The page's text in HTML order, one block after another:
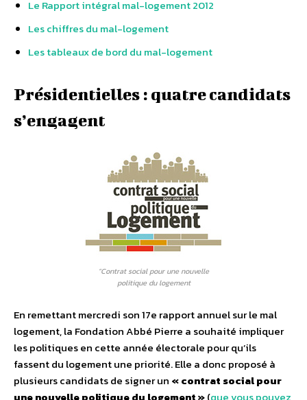
Le Rapport intégral mal-logement 2012
Les chiffres du mal-logement
Les tableaux de bord du mal-logement
Présidentielles : quatre candidats
s’engagent
“Contrat social pour une nouvelle
politique du logement
En remettant mercredi son 17e rapport annuel sur le mal
logement, la Fondation Abbé Pierre a souhaité impliquer
les politiques en cette année électorale pour qu’ils
fassent du logement une priorité. Elle a donc proposé à
plusieurs candidats de signer un « contrat social pour